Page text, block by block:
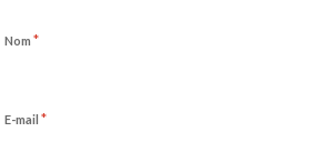
Nom *
E-mail *